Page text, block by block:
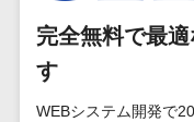
標
ロ
完全無料で最
す
WEBシステム開発で